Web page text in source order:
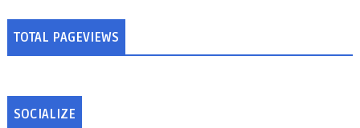
TOTAL PAGEVIEWS
SOCIALIZE